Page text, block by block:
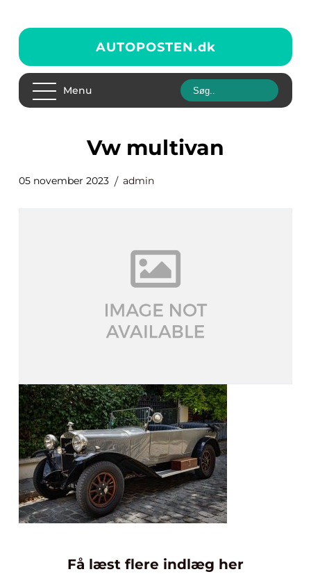
AUTOPOSTEN.dk
Menu
vw multivan
05 november 2023 admin
Få læst flere indlæg her